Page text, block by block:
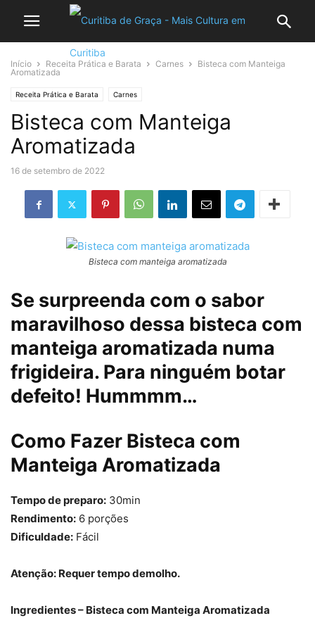
Início Receita Prática e Barata Carnes
Bisteca com Manteiga
Aromatizada
Receita Prática e Barata Carnes
Bisteca com Manteiga
Aromatizada
16 de setembro de 2022
Bisteca com manteiga aromatizada
Se surpreenda com o sabor
maravilhoso dessa bisteca com
manteiga aromatizada numa
frigideira. Para ninguém botar
defeito! Hummmm…
Como Fazer Bisteca com
Manteiga Aromatizada
Tempo de preparo: 30min
Rendimento: 6 porções
Dificuldade: Fácil
Atenção: Requer tempo demolho.
Ingredientes – Bisteca com Manteiga Aromatizada